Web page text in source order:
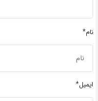
نام*
ایمیل*